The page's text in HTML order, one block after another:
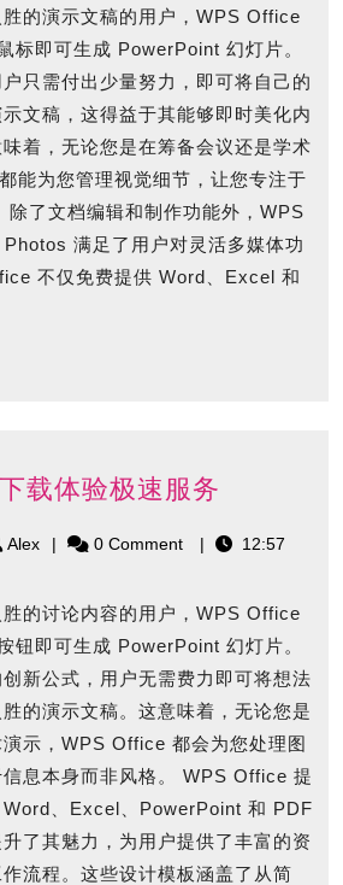
下
载
一
键
解
决
的演示文稿的用户，WPS Office
标即可生成 PowerPoint 幻灯片。
只需付出少量努力，即可将自己的
文稿，这得益于其能够即时美化内
着，无论您是在筹备会议还是学术
能为您管理视觉细节，让您专注于
除了文档编辑和制作功能外，WPS
满足了用户对灵活多媒体功
不仅免费提供 Word、Excel 和
载体验极速服务
WPS
网
下
载
体
验
极
速
服
务
AlexAlex 0 Comment
12:57
的讨论内容的用户，WPS Office
钮即可生成 PowerPoint 幻灯片。
新公式，用户无需费力即可将想法
的演示文稿。这意味着，无论您是
示，WPS Office 都会为您处理图
息本身而非风格。 WPS Office 提
、Excel、PowerPoint 和 PDF
了其魅力，为用户提供了丰富的资
流程。这些设计模板涵盖了从简